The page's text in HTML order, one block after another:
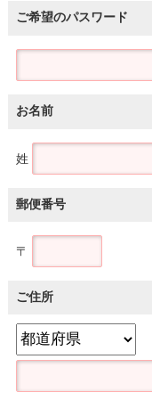
ご希望のパスワード
お名前
姓
郵便番号
〒
ご住所